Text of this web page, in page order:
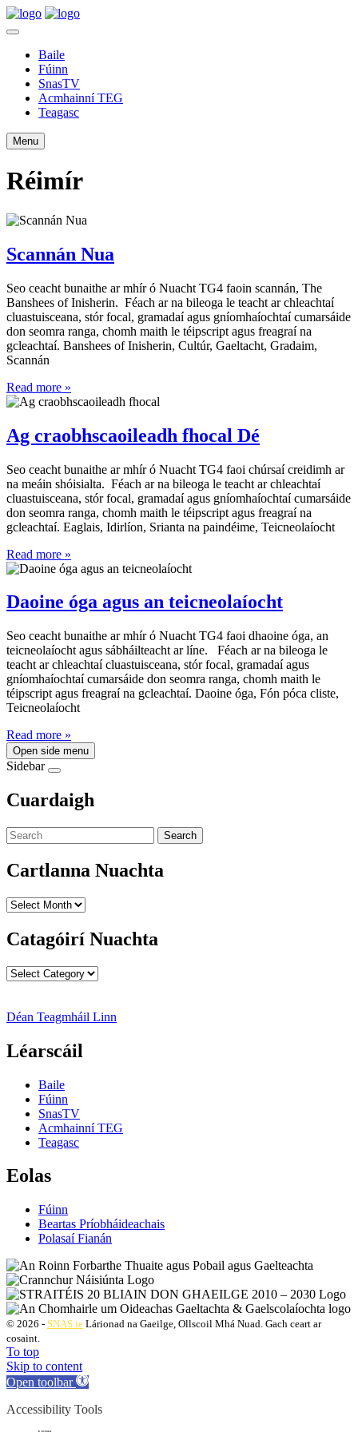
Baile
Fúinn
SnasTV
Acmhainní TEG
Teagasc
Menu
Réimír
Scannán Nua
Seo ceacht bunaithe ar mhír ó Nuacht TG4 faoin scannán, The
Banshees of Inisherin. Féach ar na bileoga le teacht ar chleachtaí
cluastuisceana, stór focal, gramadaí agus gníomhaíochtaí cumarsáide
don seomra ranga, chomh maith le téipscript agus freagraí na
gcleachtaí. Banshees of Inisherin, Cultúr, Gaeltacht, Gradaim,
Scannán
Read more »
Ag craobhscaoileadh fhocal Dé
Seo ceacht bunaithe ar mhír ó Nuacht TG4 faoi chúrsaí creidimh ar
na meáin shóisialta. Féach ar na bileoga le teacht ar chleachtaí
cluastuisceana, stór focal, gramadaí agus gníomhaíochtaí cumarsáide
don seomra ranga, chomh maith le téipscript agus freagraí na
gcleachtaí. Eaglais, Idirlíon, Srianta na paindéime, Teicneolaíocht
Read more »
Daoine óga agus an teicneolaíocht
Seo ceacht bunaithe ar mhír ó Nuacht TG4 faoi dhaoine óga, an
teicneolaíocht agus sábháilteacht ar líne. Féach ar na bileoga le
teacht ar chleachtaí cluastuisceana, stór focal, gramadaí agus
gníomhaíochtaí cumarsáide don seomra ranga, chomh maith le
téipscript agus freagraí na gcleachtaí. Daoine óga, Fón póca cliste,
Teicneolaíocht
Read more »
Open side menu
Sidebar
Cuardaigh
Search
Cartlanna Nuachta
Cartlanna
Catagóirí Nuachta
Catagóirí
Déan Teagmháil Linn
Léarscáil
Baile
Fúinn
SnasTV
Acmhainní TEG
Teagasc
Eolas
Fúinn
Beartas Príobháideachais
Polasaí Fianán
© 2026 - SNAS.ie Lárionad na Gaeilge, Ollscoil Mhá Nuad. Gach ceart ar
cosaint.
To top
Skip to content
Open toolbar
Accessibility Tools